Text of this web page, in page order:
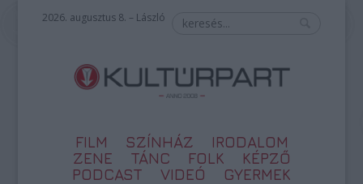
2026. augusztus 8. – László
FILM SZÍNHÁZ
IRODALOM
ZENE
TÁNC FOLK
KÉPZŐ
PODCAST
VIDEÓ GYERMEK